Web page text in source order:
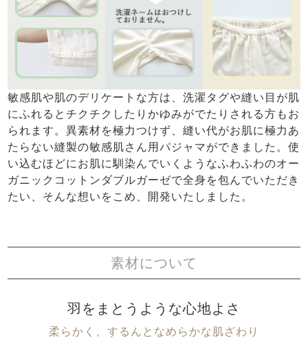
敏感肌や肌のデリケートな方は、洗濯タグや縫い目が肌
にふれるとチクチクしたりかゆみがでたりされる方もお
られます。異素材を極力つけず、縫い代がお肌に極力あ
たらない縫製の敏感肌さん用パジャマができました。使
い込むほどにお肌に馴染んでいくようなふわふわのオー
ガニックコットンダブルガーゼで全身を包んでいただき
たい、そんな想いをこめ、開発いたしました。
素材について
羽をまとうような心地よさ
柔らかく、するんとなめらかな肌ざわり